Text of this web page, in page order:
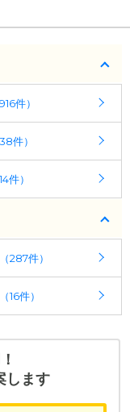
件）
件）
件）
287件）
件）
します